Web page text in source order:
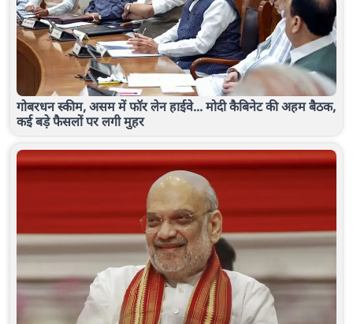
गोबरधन स्कीम, असम में फॉर लेन हाईवे... मोदी कैबिनेट की अहम बैठक,
कई बड़े फैसलों पर लगी मुहर